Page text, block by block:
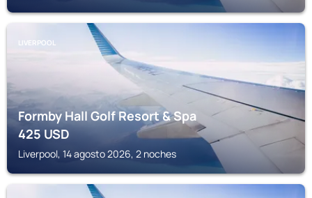
LIVERPOOL
Formby Hall Golf Resort & Spa
425USD
Liverpool, 14 agosto 2026, 2 noches